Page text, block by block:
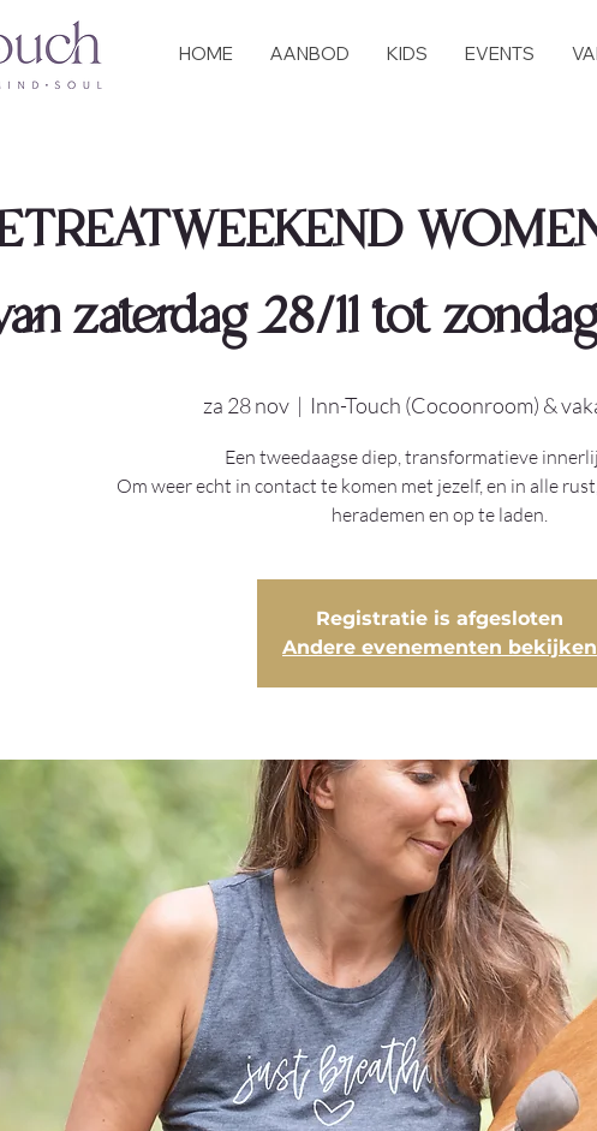
HOME AANBOD KIDS EVENTS
zaterdag 28/11 tot
za 28 nov
  |
Inn-Touch (Cocoonroom) &
Een tweedaagse diep, transformatieve
Om weer echt in contact te komen met jezelf, en in alle
herademen en op te laden.
Registratie is afgesloten
Andere evenementen bekijken